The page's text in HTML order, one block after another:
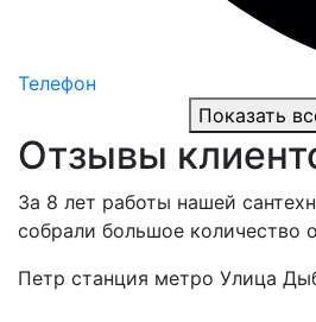
Телефон
Показать
Отзывы
За 8 лет работы нашей
собрали большое количество
Петр станция метро Улица